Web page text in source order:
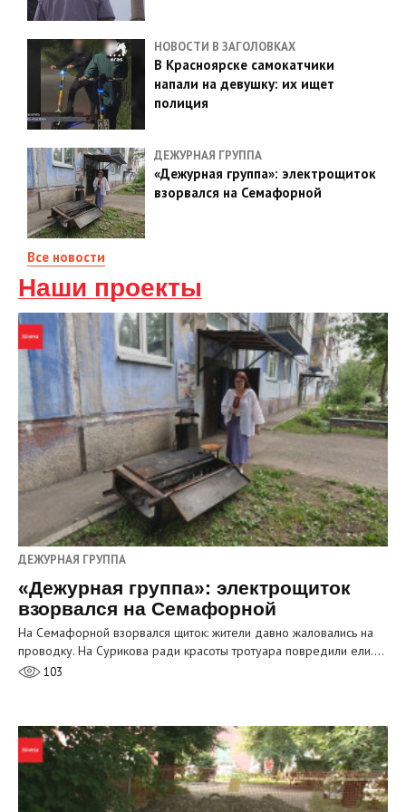
НОВОСТИ В ЗАГОЛОВКАХ
В Красноярске самокатчики
напали на девушку: их ищет
полиция
ДЕЖУРНАЯ ГРУППА
«Дежурная группа»: электрощиток
взорвался на Семафорной
Все новости
Наши проекты
ДЕЖУРНАЯ ГРУППА
«Дежурная группа»: электрощиток
взорвался на Семафорной
На Семафорной взорвался щиток: жители давно жаловались на
проводку. На Сурикова ради красоты тротуара повредили ели.…
103